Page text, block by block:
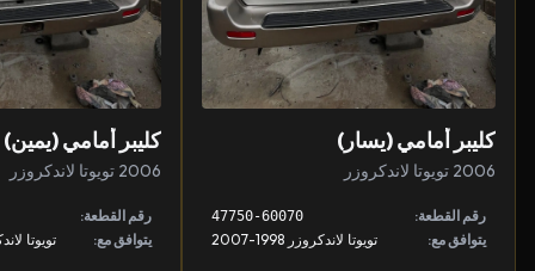
كليبر أمامي (يسار)
2006 تويوتا لاندكروزر
رقم القطعة: 47750-60070
يتوافق مع: تويوتا لاندكروزر 1998-2007
كليبر أمامي (يمين)
2006 تويوتا لاندكروزر
رقم القطعة:
يتوافق مع: